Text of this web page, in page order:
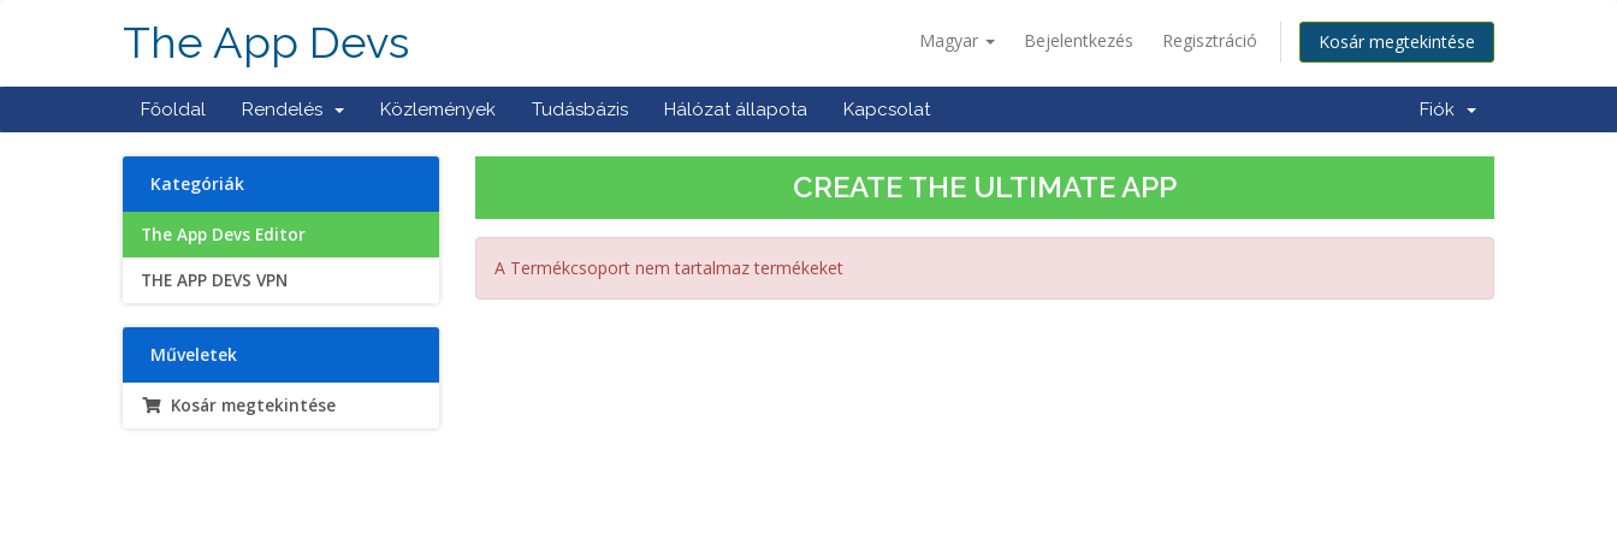
Magyar Bejelentkezés Regisztráció Kosár megtekintése
The App Devs
Főoldal Rendelés Közlemények Tudásbázis Hálózat állapota Kapcsolat Fiók
CREATE THE ULTIMATE APP
A Termékcsoport nem tartalmaz termékeket
Kategóriák
The App Devs Editor
THE APP DEVS VPN
Műveletek
Kosár megtekintése